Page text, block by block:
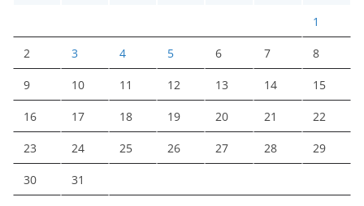
1
2 3 4 5 6 7 8
9 10 11 12 13 14 15
16 17 18 19 20 21 22
23 24 25 26 27 28 29
30 31